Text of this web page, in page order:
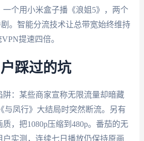
一个用小米盒子播《浪姐5》，两个
。智能分流技术让总带宽始终维持
提速四倍。
踩过的坑
阱：某些商家宣称无限流量却暗藏
与凤行》大结局时突然断流。另有
，把1080p压缩到480p。番茄的无
户实测，连续七日播放仍保持原画